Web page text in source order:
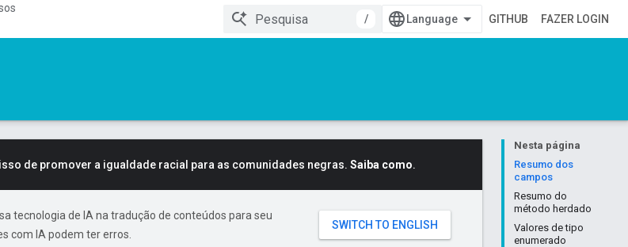
/
GITHUB FAZER LOGIN
Nesta página
Resumo dos
campos
Resumo do
método herdado
Valores de tipo
enumerado
de promover a igualdade racial para as comunidades negras. Saiba como.
tecnologia de IA na tradução de conteúdos para seu
com IA podem ter erros.